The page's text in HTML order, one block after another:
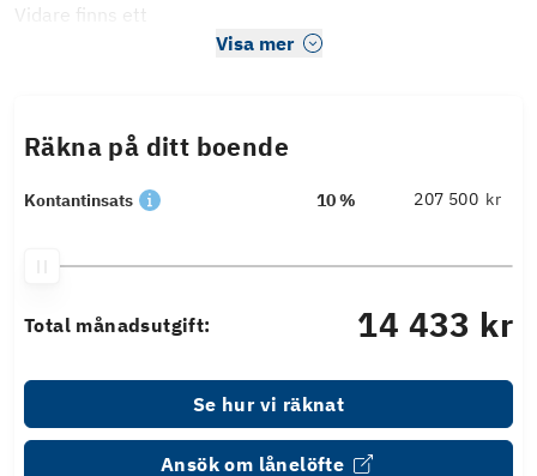
Vidare finns ett
Visa mer
Räkna på ditt boende
Kontantinsats 10 % kr
Total månadsutgift: 14 433 kr
Se hur vi räknat
Ansök om lånelöfte